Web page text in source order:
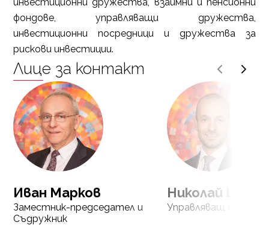
фондове, управляващи дружества,
инвестиционни посредници и дружества за
рискови инвестиции.
Лице за контакт
Иван Марков
Заместник-председател и
Съдружник
Николай
Управляващ